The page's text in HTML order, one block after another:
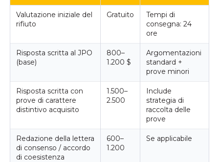
Valutazione iniziale del
rifiuto
Gratuito
Tempi di
consegna: 24
ore
Risposta scritta al JPO
(base)
800–
1.200 $
Argomentazioni
standard +
prove minori
Risposta scritta con
prove di carattere
distintivo acquisito
1.500–
2.500
Include
strategia di
raccolta delle
prove
Redazione della lettera
di consenso / accordo
di coesistenza
600–
1.200
Se applicabile